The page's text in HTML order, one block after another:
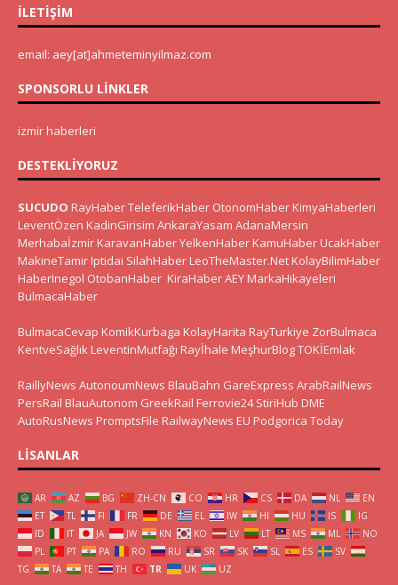
İLETIŞIM
email: aey[at]ahmeteminyilmaz.com
SPONSORLU LINKLER
izmir haberleri
DESTEKLIYORUZ
SUCUDO RayHaberTeleferikHaber OtonomHaber KimyaHaberleri
LeventÖzen KadinGirisim AnkaraYasam AdanaMersin
Merhabaİzmir KaravanHaberYelkenHaber KamuHaber UcakHaber
MakineTamir Iptidai SilahHaber LeoTheMaster.Net KolayBilimHaber
HaberInegol OtobanHaber KiraHaberAEY MarkaHikayeleri
BulmacaHaber
BulmacaCevap KomikKurbaga KolayHarita RayTurkiye ZorBulmaca
KentveSağlık LeventinMutfağı Rayİhale MeşhurBlogTOKİEmlak
RaillyNews AutonoumNews BlauBahn GareExpress ArabRailNews
PersRail BlauAutonom GreekRail Ferrovie24 StiriHub DME
AutoRusNews PromptsFile RailwayNews EU Podgorica Today
LISANLAR
AR AZ BG ZH-CN CO HR CS DA NL
EN
ET
TL FI FR DE EL IW HI HU IS
IG
ID
IT JA JW KN KO LV LT MS ML
NO
PL
PT PA RO RU SR SK SL ES
SV
TG
TA TE TH TR UK UZ